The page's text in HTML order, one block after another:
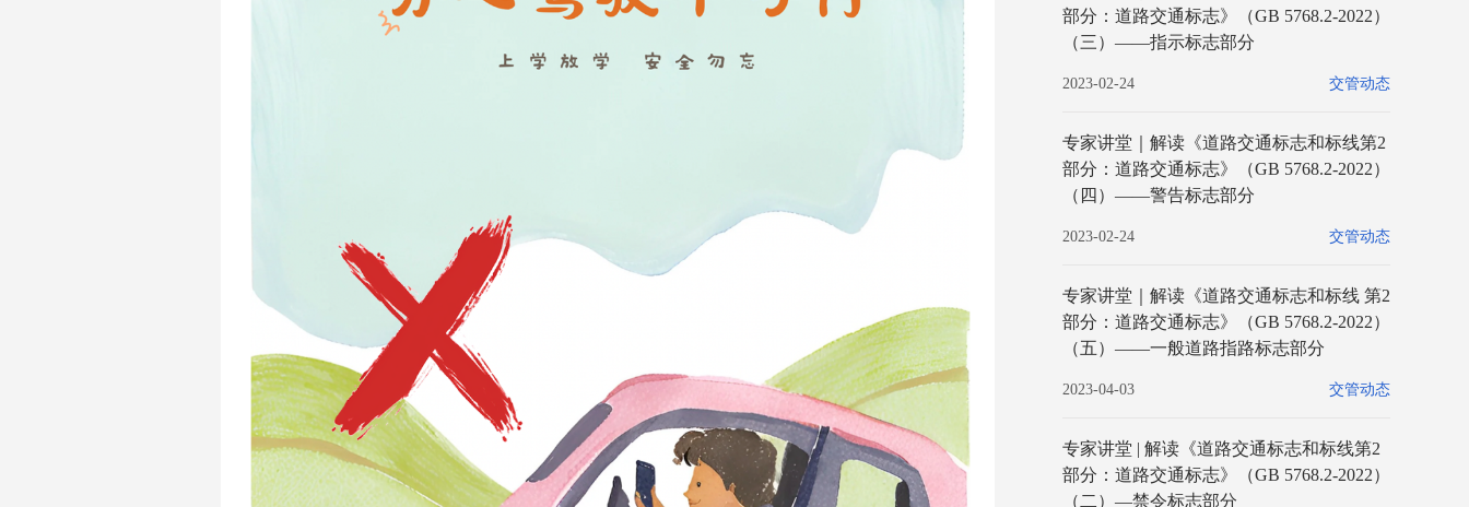
部分：道路交通标志》（GB 5768.2-2022）
（三）——指示标志部分
2023-02-24 交管动态
专家讲堂｜解读《道路交通标志和标线第2
部分：道路交通标志》（GB 5768.2-2022）
（四）——警告标志部分
2023-02-24 交管动态
专家讲堂｜解读《道路交通标志和标线 第2
部分：道路交通标志》（GB 5768.2-2022）
（五）——一般道路指路标志部分
2023-04-03 交管动态
专家讲堂 | 解读《道路交通标志和标线第2
部分：道路交通标志》（GB 5768.2-2022）
（二）—禁令标志部分